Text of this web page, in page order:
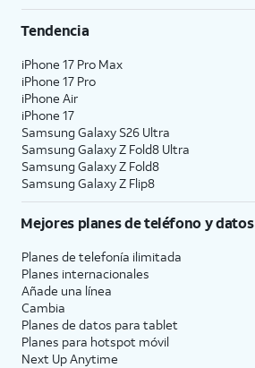
Tendencia
iPhone 17 Pro Max
iPhone 17 Pro
iPhone Air
iPhone 17
Samsung Galaxy S26 Ultra
Samsung Galaxy Z Fold8 Ultra
Samsung Galaxy Z Fold8
Samsung Galaxy Z Flip8
Mejores planes de teléfono y datos
Planes de telefonía ilimitada
Planes internacionales
Añade una línea
Cambia
Planes de datos para tablet
Planes para hotspot móvil
Next Up Anytime